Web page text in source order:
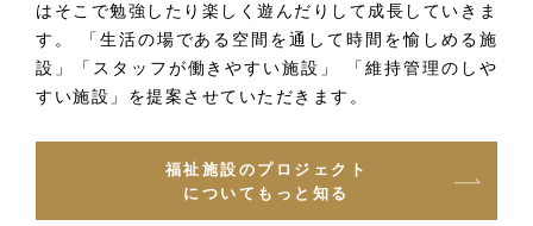
はそこで勉強したり楽しく遊んだりして成長していきま
す。
「生活の場である空間を通して時間を愉しめる施
設」「スタッフが働きやすい施設」
「維持管理のしや
すい施設」を提案させていただきます。
福祉施設のプロジェクト
についてもっと知る